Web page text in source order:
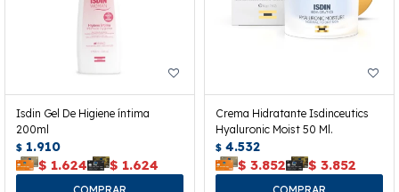
Isdin Gel De Higiene íntima
200ml
$ 1.910
$ 1.624 $ 1.624
Crema Hidratante Isdinceutics
Hyaluronic Moist 50 Ml.
$ 4.532
$ 3.852 $ 3.852